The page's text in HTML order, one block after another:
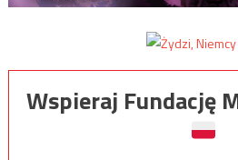
Wspieraj Fundację